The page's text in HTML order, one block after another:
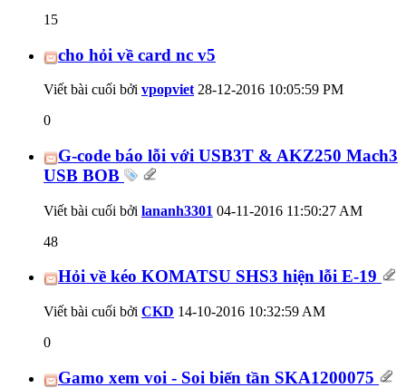
15
cho hỏi về card nc v5
Viết bài cuối bởi vpopviet 28-12-2016 10:05:59 PM
0
G-code báo lỗi với USB3T & AKZ250 Mach3
USB BOB
Viết bài cuối bởi lananh3301 04-11-2016 11:50:27 AM
48
Hỏi về kéo KOMATSU SHS3 hiện lỗi E-19
Viết bài cuối bởi CKD 14-10-2016 10:32:59 AM
0
Gamo xem voi - Soi biến tần SKA1200075